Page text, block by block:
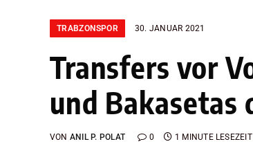
TRABZONSPOR 30. JANUAR 2021
Transfers vor
und Bakasetas
VON ANIL P. POLAT 0 1 MINUTE LESEZEIT